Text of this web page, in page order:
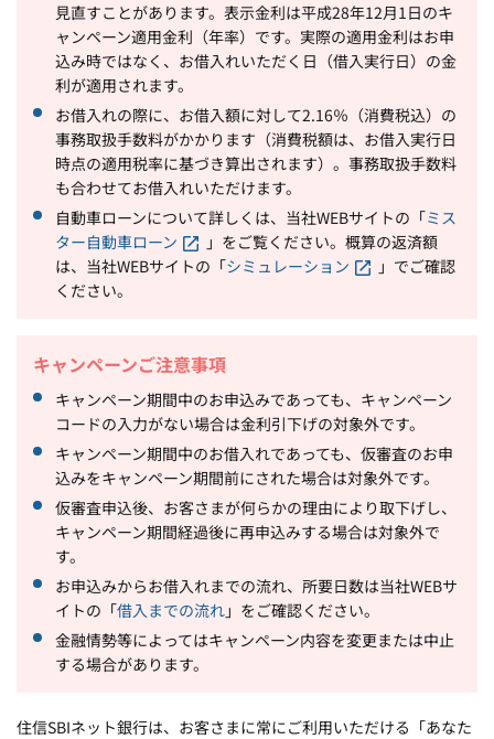
見直すことがあります。表示金利は平成28年12月1日のキ
ャンペーン適用金利（年率）です。実際の適用金利はお申
込み時ではなく、お借入れいただく日（借入実行日）の金
利が適用されます。
お借入れの際に、お借入額に対して2.16％（消費税込）の
事務取扱手数料がかかります（消費税額は、お借入実行日
時点の適用税率に基づき算出されます）。事務取扱手数料
も合わせてお借入れいただけます。
自動車ローンについて詳しくは、当社WEBサイトの「ミス
ター自動車ローン
」をご覧ください。概算の返済額
は、当社WEBサイトの「シミュレーション
」でご確認
ください。
キャンペーンご注意事項
キャンペーン期間中のお申込みであっても、キャンペーン
コードの入力がない場合は金利引下げの対象外です。
キャンペーン期間中のお借入れであっても、仮審査のお申
込みをキャンペーン期間前にされた場合は対象外です。
仮審査申込後、お客さまが何らかの理由により取下げし、
キャンペーン期間経過後に再申込みする場合は対象外で
す。
お申込みからお借入れまでの流れ、所要日数は当社WEBサ
イトの「借入までの流れ」をご確認ください。
金融情勢等によってはキャンペーン内容を変更または中止
する場合があります。
住信SBIネット銀行は、お客さまに常にご利用いただける「あなた